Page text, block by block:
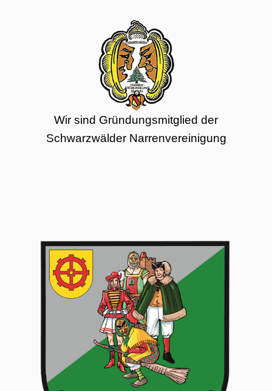
Wir sind Gründungsmitglied der
Schwarzwälder Narrenvereinigung